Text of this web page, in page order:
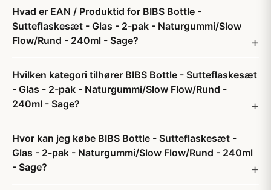
Hvad er EAN / Produktid for BIBS Bottle -
Sutteflaskesæt - Glas - 2-pak - Naturgummi/Slow
Flow/Rund - 240ml - Sage?
Hvilken kategori tilhører BIBS Bottle - Sutteflaskesæt
- Glas - 2-pak - Naturgummi/Slow Flow/Rund -
240ml - Sage?
Hvor kan jeg købe BIBS Bottle - Sutteflaskesæt -
Glas - 2-pak - Naturgummi/Slow Flow/Rund - 240ml
- Sage?